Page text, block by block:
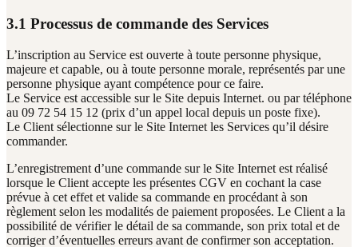
3.1 Processus de commande des Services
L’inscription au Service est ouverte à toute personne physique,
majeure et capable, ou à toute personne morale, représentés par une
personne physique ayant compétence pour ce faire.
Le Service est accessible sur le Site depuis Internet. ou par téléphone
au 09 72 54 15 12 (prix d’un appel local depuis un poste fixe).
Le Client sélectionne sur le Site Internet les Services qu’il désire
commander.
L’enregistrement d’une commande sur le Site Internet est réalisé
lorsque le Client accepte les présentes CGV en cochant la case
prévue à cet effet et valide sa commande en procédant à son
règlement selon les modalités de paiement proposées. Le Client a la
possibilité de vérifier le détail de sa commande, son prix total et de
corriger d’éventuelles erreurs avant de confirmer son acceptation.